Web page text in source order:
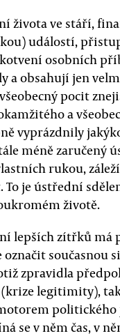
života ve stáří,
událostí,
osobních
a obsahují jen
pocit
a
vyprázdnily
méně zaručený
rukou,
To je ústřední
životě.
lepších zítřků má
označit
zpravidla
legitimity),
se v něm čas, v